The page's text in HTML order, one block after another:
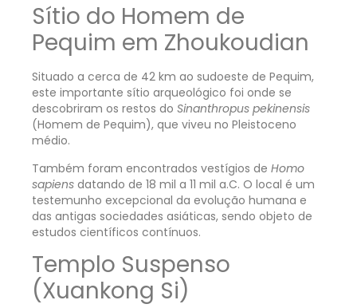
Sítio do Homem de
Pequim em Zhoukoudian
Situado a cerca de 42 km ao sudoeste de Pequim,
este importante sítio arqueológico foi onde se
descobriram os restos do Sinanthropus pekinensis
(Homem de Pequim), que viveu no Pleistoceno
médio.
Também foram encontrados vestígios de Homo
sapiens datando de 18 mil a 11 mil a.C. O local é um
testemunho excepcional da evolução humana e
das antigas sociedades asiáticas, sendo objeto de
estudos científicos contínuos.
Templo Suspenso
(Xuankong Si)